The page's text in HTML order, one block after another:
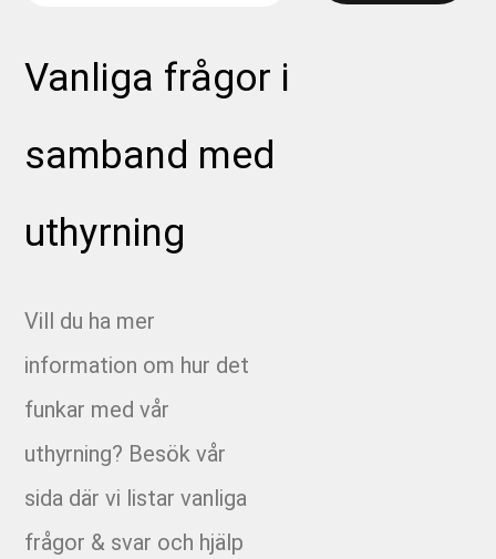
2255 - Bergåsen
2258 Hyra hyvel 160 Gentab
2310-14 Holmagärde
2310-15 Matilda Ranch Allé etapp 2
2310-4 Susvindsspåret
Vanliga frågor i
samband med
uthyrning
Vill du ha mer
information om hur det
funkar med vår
uthyrning? Besök vår
sida där vi listar vanliga
frågor & svar och hjälp